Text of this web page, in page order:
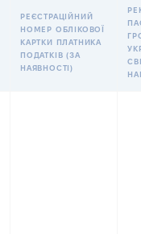
РЕЄСТРАЦІЙНИЙ
НОМЕР ОБЛІКОВОЇ
КАРТКИ ПЛАТНИКА
ПОДАТКІВ (ЗА
НАЯВНОСТІ)